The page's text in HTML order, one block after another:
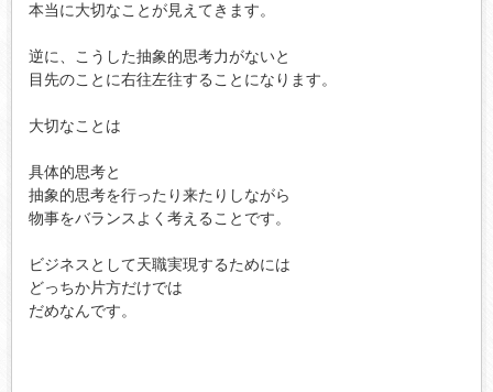
本当に大切なことが見えてきます。
逆に、こうした抽象的思考力がないと
目先のことに右往左往することになります。
大切なことは
具体的思考と
抽象的思考を行ったり来たりしながら
物事をバランスよく考えることです。
ビジネスとして天職実現するためには
どっちか片方だけでは
だめなんです。